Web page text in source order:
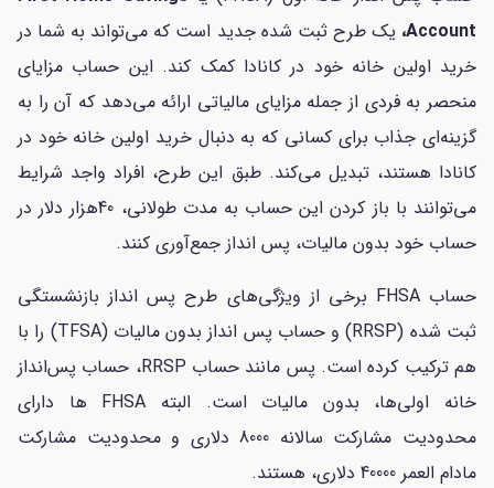
Account، یک طرح ثبت شده جدید است که می‌تواند به شما در
خرید اولین خانه خود در کانادا کمک کند. این حساب مزایای
منحصر به فردی از جمله مزایای مالیاتی ارائه می‌دهد که آن را به
گزینه‌ای جذاب برای کسانی که به دنبال خرید اولین خانه خود در
کانادا هستند، تبدیل می‌کند. طبق این طرح، افراد واجد شرایط
می‌توانند با باز کردن این حساب به مدت طولانی، 40هزار دلار در
حساب خود بدون مالیات، پس انداز جمع‌آوری کنند.
حساب FHSA برخی از ویژگی‌های طرح پس انداز بازنشستگی
ثبت شده (RRSP) و حساب پس انداز بدون مالیات (TFSA) را با
هم ترکیب کرده است. پس مانند حساب RRSP، حساب پس‌‌انداز
خانه اولی‌ها، بدون مالیات است. البته FHSA ها دارای
محدودیت مشارکت سالانه 8000 دلاری و محدودیت مشارکت
مادام العمر 40000 دلاری، هستند.